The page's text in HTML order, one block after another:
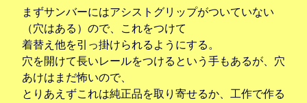
まずサンバーにはアシストグリップがついていない
（穴はある）ので、これをつけて
着替え他を引っ掛けられるようにする。
穴を開けて長いレールをつけるという手もあるが、穴
あけはまだ怖いので、
とりあえずこれは純正品を取り寄せるか、工作で作る